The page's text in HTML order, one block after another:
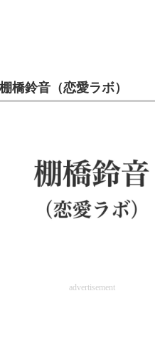
橋鈴音（恋愛ラボ）
advertisement